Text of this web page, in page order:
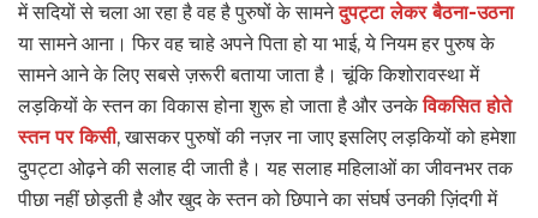
में सदियों से चला आ रहा है वह है पुरुषों के सामनेदुपट्टा लेकर बैठना-उठना
या सामने आना। फिर वह चाहे अपने पिता हो या भाई, ये नियम हर पुरुष के
सामने आने के लिए सबसे ज़रूरी बताया जाता है। चूंकि किशोरावस्था में
लड़कियों के स्तन का विकास होना शुरू हो जाता है और उनकेविकसित होते
स्तन पर किसी, खासकर पुरुषों की नज़र ना जाए इसलिए लड़कियों को हमेशा
दुपट्टा ओढ़ने की सलाह दी जाती है। यह सलाह महिलाओं का जीवनभर तक
पीछा नहीं छोड़ती है और खुद के स्तन को छिपाने का संघर्ष उनकी ज़िंदगी में